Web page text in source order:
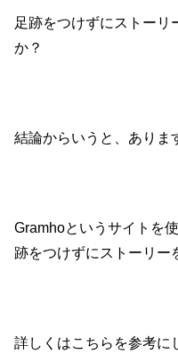
足跡をつけずにストーリ
か？
結論からいうと、ありま
Gramhoというサイトを
跡をつけずにストーリー
詳しくはこちらを参考に